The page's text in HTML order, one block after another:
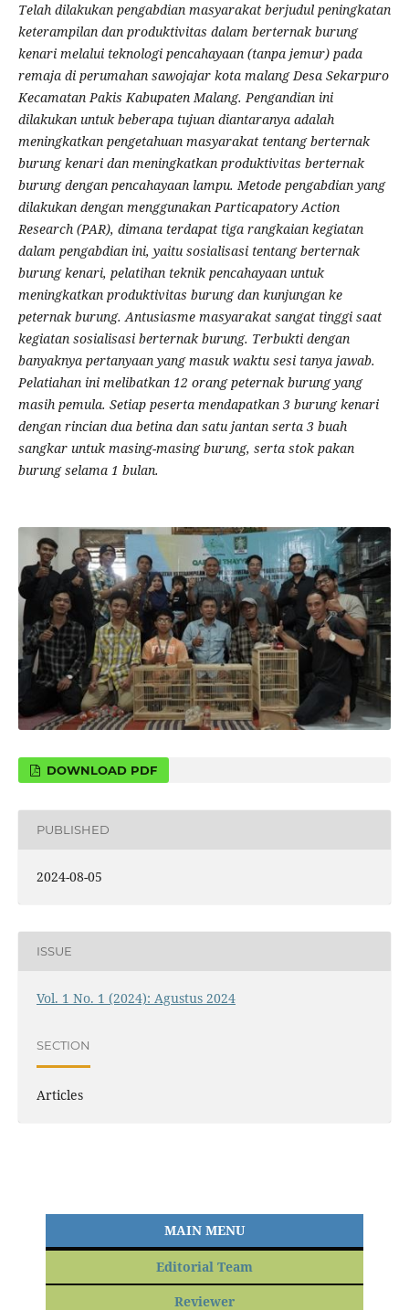
Telah dilakukan pengabdian masyarakat berjudul peningkatan
keterampilan dan produktivitas dalam berternak burung
kenari melalui teknologi pencahayaan (tanpa jemur) pada
remaja di perumahan sawojajar kota malang Desa Sekarpuro
Kecamatan Pakis Kabupaten Malang. Pengandian ini
dilakukan untuk beberapa tujuan diantaranya adalah
meningkatkan pengetahuan masyarakat tentang berternak
burung kenari dan meningkatkan produktivitas berternak
burung dengan pencahayaan lampu. Metode pengabdian yang
dilakukan dengan menggunakan Particapatory Action
Research (PAR), dimana terdapat tiga rangkaian kegiatan
dalam pengabdian ini, yaitu sosialisasi tentang berternak
burung kenari, pelatihan teknik pencahayaan untuk
meningkatkan produktivitas burung dan kunjungan ke
peternak burung. Antusiasme masyarakat sangat tinggi saat
kegiatan sosialisasi berternak burung. Terbukti dengan
banyaknya pertanyaan yang masuk waktu sesi tanya jawab.
Pelatiahan ini melibatkan 12 orang peternak burung yang
masih pemula. Setiap peserta mendapatkan 3 burung kenari
dengan rincian dua betina dan satu jantan serta 3 buah
sangkar untuk masing-masing burung, serta stok pakan
burung selama 1 bulan.
DOWNLOAD PDF
PUBLISHED
2024-08-05
ISSUE
Vol. 1 No. 1 (2024): Agustus 2024
SECTION
Articles
MAIN MENU
Editorial Team
Reviewer